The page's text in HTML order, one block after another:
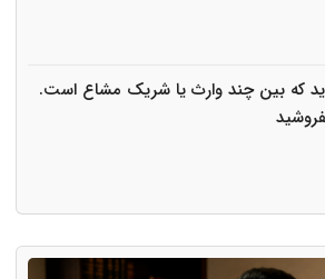
که بین چند وارث یا شریک مشاع است.